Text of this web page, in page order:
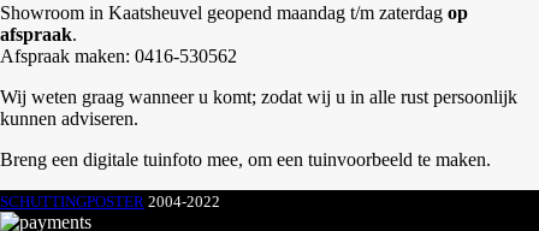
Showroom in Kaatsheuvel geopend maandag t/m zaterdag op
afspraak.
Afspraak maken: 0416-530562
Wij weten graag wanneer u komt; zodat wij u in alle rust persoonlijk
kunnen adviseren.
Breng een digitale tuinfoto mee, om een tuinvoorbeeld te maken.
SCHUTTINGPOSTER 2004-2022